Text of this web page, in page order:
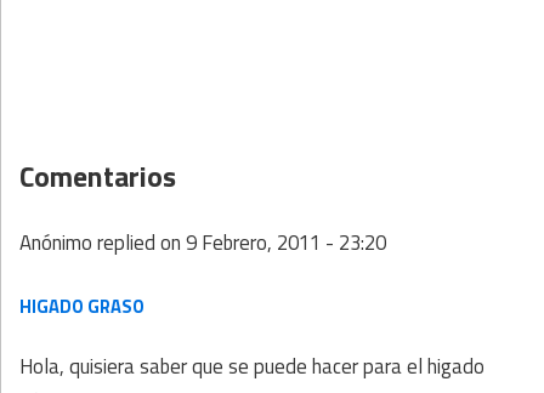
Comentarios
Anónimoreplied on9 Febrero, 2011 - 23:20
HIGADO GRASO
Hola, quisiera saber que se puede hacer para el higado